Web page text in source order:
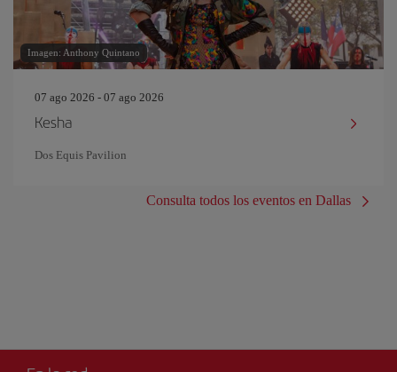
Imagen: Anthony Quintano
07 ago 2026 - 07 ago 2026
Kesha
Dos Equis Pavilion
Consulta todos los eventos en Dallas